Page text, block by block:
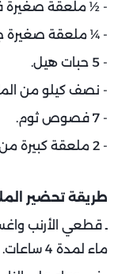
- ½ ملعقة صغيرة
- ¼ ملعقة صغيرة
- 5 حبات هيل.
- نصف كيلو من
- 7 فصوص ثوم.
- 2 ملعقة كبيرة من الكزبرة الجافة.
طريقة تحضير
ـ قطعي الأرنب
ماء لمدة 4 ساعات.